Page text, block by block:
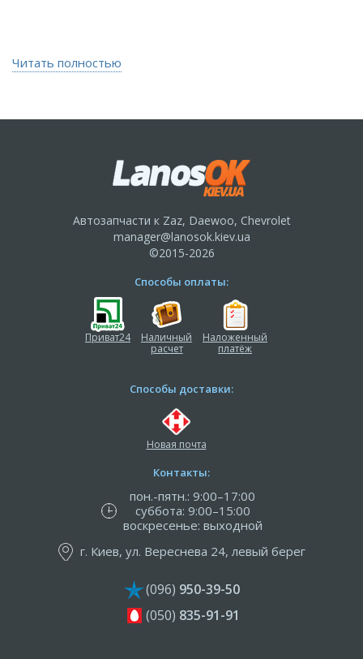
Читать полностью
Автозапчасти к Zaz, Daewoo, Chevrolet
manager@lanosok.kiev.ua
©2015-2026
Способы оплаты:
Приват24
Наличный
расчет
Наложенный
платёж
Способы доставки:
Новая почта
Контакты:
пон.-пятн.: 9:00–17:00
суббота: 9:00–15:00
воскресенье: выходной
г. Киев, ул. Вереснева 24, левый берег
(096) 950-39-50
(050) 835-91-91